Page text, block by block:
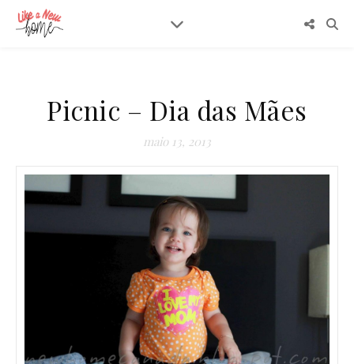
Picnic – Dia das Mães
maio 13, 2013